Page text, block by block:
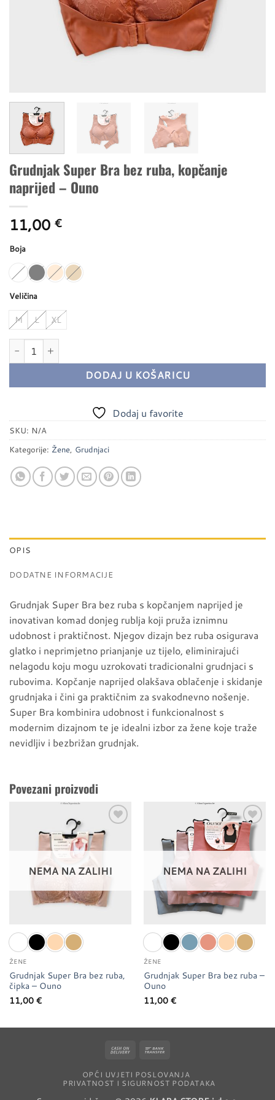
Grudnjak Super Bra bez ruba, kopčanje
naprijed – Ouno
11,00 €
Boja
Veličina
M L XL
Grudnjak Super Bra bez ruba, kopčanje naprijed - Ouno količina
DODAJ U KOŠARICU
Dodaj u favorite
SKU: N/A
Kategorije: Žene, Grudnjaci
OPIS
DODATNE INFORMACIJE
Grudnjak Super Bra bez ruba s kopčanjem naprijed je
inovativan komad donjeg rublja koji pruža iznimnu
udobnost i praktičnost. Njegov dizajn bez ruba osigurava
glatko i neprimjetno prianjanje uz tijelo, eliminirajući
nelagodu koju mogu uzrokovati tradicionalni grudnjaci s
rubovima. Kopčanje naprijed olakšava oblačenje i skidanje
grudnjaka i čini ga praktičnim za svakodnevno nošenje.
Super Bra kombinira udobnost i funkcionalnost s
modernim dizajnom te je idealni izbor za žene koje traže
nevidljiv i bezbrižan grudnjak.
Povezani proizvodi
Dodaj u
favorite
NEMA NA ZALIHI
ŽENE
Grudnjak Super Bra bez ruba,
čipka – Ouno
11,00 €
Dodaj u
favorite
NEMA NA ZALIHI
ŽENE
Grudnjak Super Bra bez ruba –
Ouno
11,00 €
Cash
Delivery
OPĆI UVJETI POSLOVANJA
PRIVATNOST I SIGURNOST PODATAKA